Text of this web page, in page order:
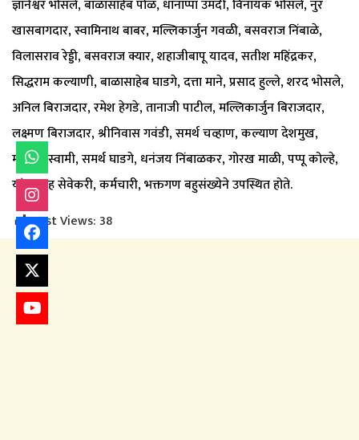
ज्ञानेश्वर भोसले, बाळासाहेब पोळ, धानाप्पा उमदी, विनायक भोसले, नुर
खासबागदार, स्वामिनाथ बाबर, मल्लिकार्जुन गवळी, बसवराज निंबाळे,
विलासराव रेड्डी, बसवराज क्यार, शहाजीबापू यादव, सतीश महिंद्रकर,
सिद्धराम कल्याणी, बाळासाहेब घाडगे, दत्ता माने, प्रसाद हुल्ले, शरद भोसले,
अनिल बिराजदार, रमेश हेगडे, तानाजी पाटील, मल्लिकार्जुन बिराजदार,
लक्ष्मण बिराजदार, श्रीनिवास गवंडी, समर्थ चव्हाण, कल्याण देशमुख,
महांतेश स्वामी, समर्थ घाडगे, धनंजय निंबाळकर, गोरख माळी, पप्पू कोल्हे,
यांच्यासह सेवेकरी, कर्मचारी, भक्तगण बहुसंख्येने उपस्थित होते.
Post Views:38